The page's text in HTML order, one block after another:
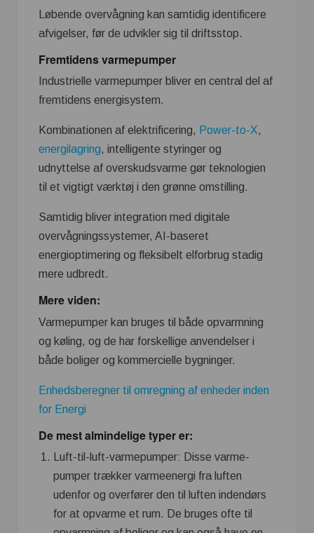
Løbende overvågning kan samtidig identificere
afvigelser, før de udvikler sig til driftsstop.
Fremtidens varmepumper
Industrielle varmepumper bliver en central del af
fremtidens energisystem.
Kombinationen af elektrificering, Power-to-X,
energilagring, intelligente styringer og
udnyttelse af overskudsvarme gør teknologien
til et vigtigt værktøj i den grønne omstilling.
Samtidig bliver integration med digitale
overvågningssystemer, AI-baseret
energioptimering og fleksibelt elforbrug stadig
mere udbredt.
Mere viden:
Varmepumper kan bruges til både opvarmning
og køling, og de har forskellige anvendelser i
både boliger og kommercielle bygninger.
Enhedsberegner til omregning af enheder inden
for Energi
De mest almindelige typer er:
Luft-til-luft-varmepumper: Disse varme-
pumper trækker varmeenergi fra luften
udenfor og overfører den til luften indendørs
for at opvarme et rum. De bruges ofte til